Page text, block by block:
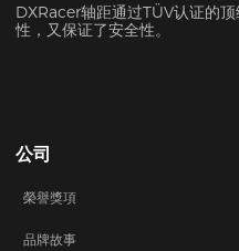
DXRacer轴距通过TÜV认证的
性，又保证了安全性。
公司
榮譽獎項
品牌故事